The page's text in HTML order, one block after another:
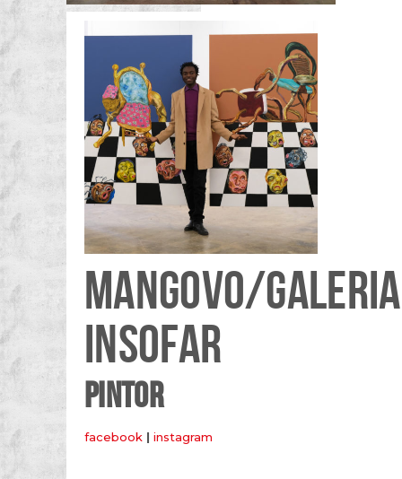
MANGOVO/GALERIA
INSOFAR
PINTOR
facebook | instagram